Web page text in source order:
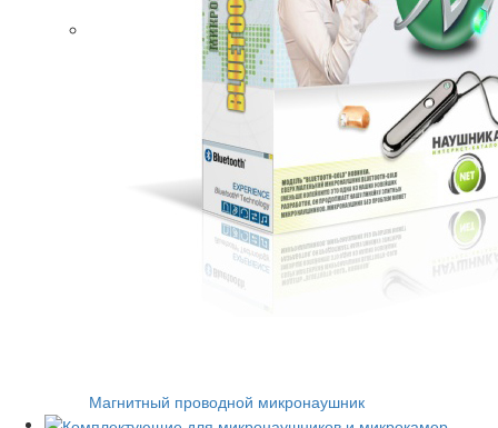
Магнитный проводной микронаушник